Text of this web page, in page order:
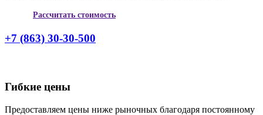
Рассчитать стоимость
+7 (863) 30-30-500
Гибкие цены
Предоставляем цены ниже рыночных благодаря постоянному